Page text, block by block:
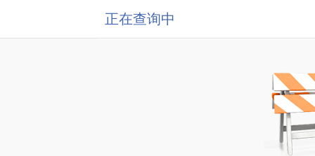
正在查询中